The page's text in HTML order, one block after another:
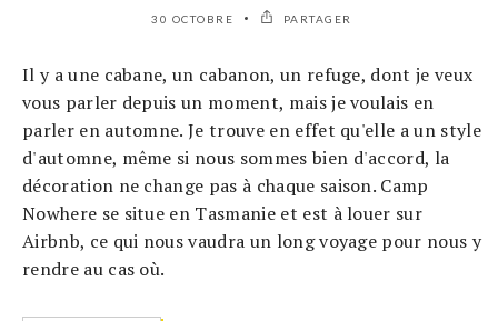
30 OCTOBRE PARTAGER
Il y a une cabane, un cabanon, un refuge, dont je veux
vous parler depuis un moment, mais je voulais en
parler en automne. Je trouve en effet qu'elle a un style
d'automne, même si nous sommes bien d'accord, la
décoration ne change pas à chaque saison. Camp
Nowhere se situe en Tasmanie et est à louer sur
Airbnb, ce qui nous vaudra un long voyage pour nous y
rendre au cas où.